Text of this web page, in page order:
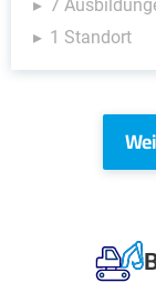
7
1 Standort